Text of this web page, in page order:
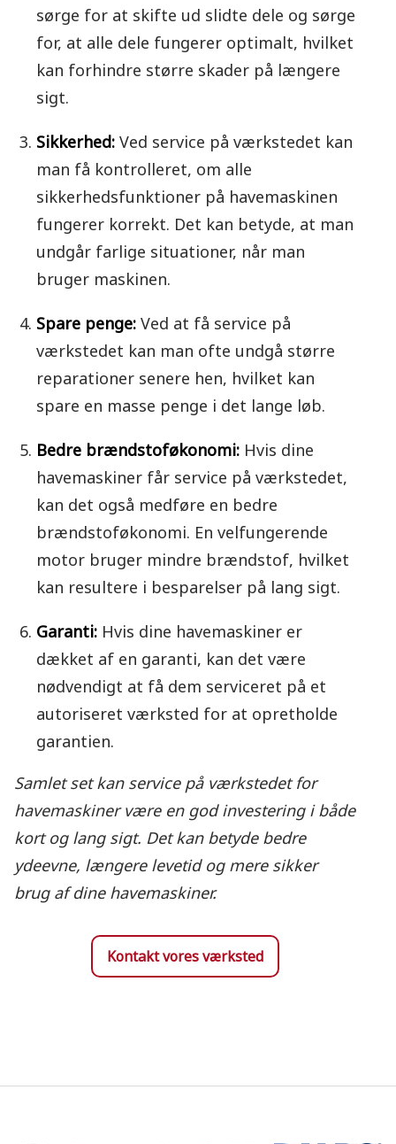
sørge for at skifte ud slidte dele og sørge
for, at alle dele fungerer optimalt, hvilket
kan forhindre større skader på længere
sigt.
Sikkerhed: Ved service på værkstedet kan
man få kontrolleret, om alle
sikkerhedsfunktioner på havemaskinen
fungerer korrekt. Det kan betyde, at man
undgår farlige situationer, når man
bruger maskinen.
Spare penge: Ved at få service på
værkstedet kan man ofte undgå større
reparationer senere hen, hvilket kan
spare en masse penge i det lange løb.
Bedre brændstoføkonomi: Hvis dine
havemaskiner får service på værkstedet,
kan det også medføre en bedre
brændstoføkonomi. En velfungerende
motor bruger mindre brændstof, hvilket
kan resultere i besparelser på lang sigt.
Garanti: Hvis dine havemaskiner er
dækket af en garanti, kan det være
nødvendigt at få dem serviceret på et
autoriseret værksted for at opretholde
garantien.
Samlet set kan service på værkstedet for
havemaskiner være en god investering i både
kort og lang sigt. Det kan betyde bedre
ydeevne, længere levetid og mere sikker
brug af dine havemaskiner.
Kontakt vores værksted